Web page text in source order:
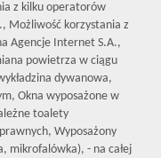
z kilku operatorów
Możliwość korzystania z
Agencje Internet S.A.,
powietrza w ciągu
dywanowa,
Okna wyposażone w
toalety
Wyposażony
mikrofalówka), - na całej